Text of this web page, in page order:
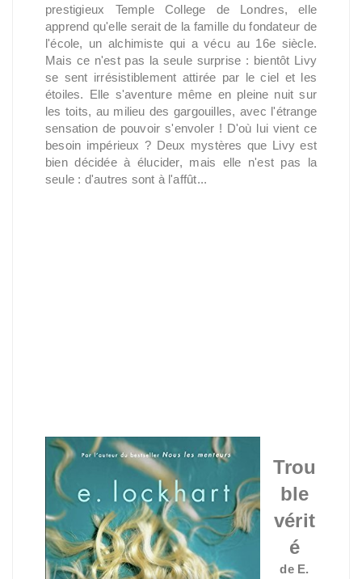
prestigieux Temple College de Londres, elle
apprend qu'elle serait de la famille du fondateur de
l'école, un alchimiste qui a vécu au 16e siècle.
Mais ce n'est pas la seule surprise : bientôt Livy
se sent irrésistiblement attirée par le ciel et les
étoiles. Elle s'aventure même en pleine nuit sur
les toits, au milieu des gargouilles, avec l'étrange
sensation de pouvoir s'envoler ! D'où lui vient ce
besoin impérieux ? Deux mystères que Livy est
bien décidée à élucider, mais elle n'est pas la
seule : d'autres sont à l'affût...
Trou
ble
vérit
é
de E.